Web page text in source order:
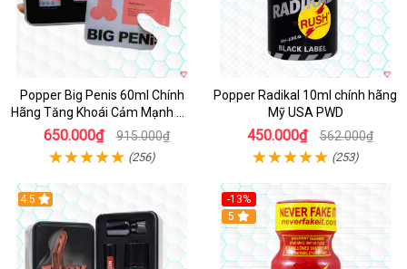
Popper Big Penis 60ml Chính
Hãng Tăng Khoái Cảm Mạnh Mẽ
An Toàn
650.000₫ 915.000₫
(256)
Popper Radikal 10ml chính hãng
Mỹ USA PWD
450.000₫ 562.000₫
(253)
4.5
-13%
Hot
5